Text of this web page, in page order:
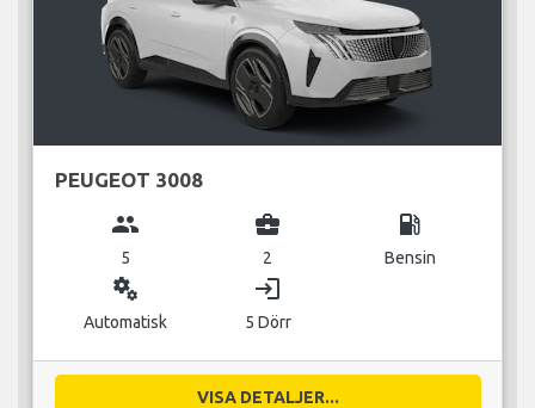
PEUGEOT 3008
group
5
business_center
2
local_gas_station
Bensin
miscellaneous_services
Automatisk
login
5 Dörr
VISA DETALJER...